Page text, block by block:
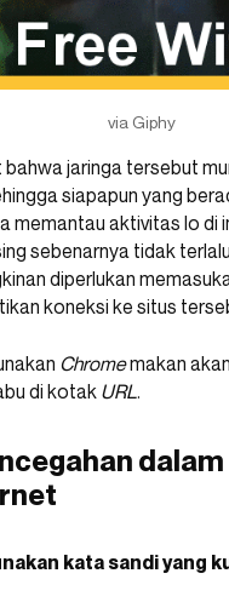
via Giphy
bahwa jaringa tersebut
siapapun yang
memantau aktivitas lo di
sebenarnya tidak
diperlukan
koneksi ke situs
Chromemakan
di kotak URL.
dalam
kata sandi yang